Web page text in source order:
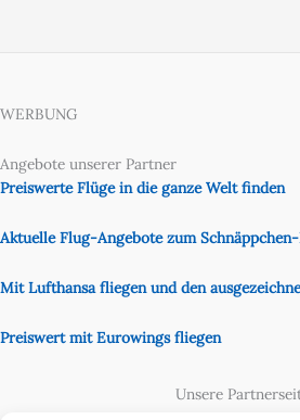
WERBUNG
Angebote unserer Partner
Preiswerte Flüge in die ganze Welt finden
Aktuelle Flug-Angebote zum
Mit Lufthansa fliegen und den
Preiswert mit Eurowings fliegen
Unsere